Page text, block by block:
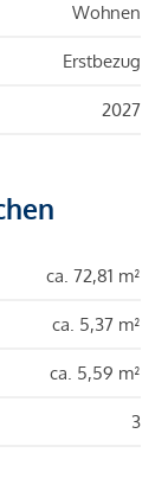
Wohnen
Erstbezug
2027
ca. 72,81 m²
ca. 5,37 m²
ca. 5,59 m²
3